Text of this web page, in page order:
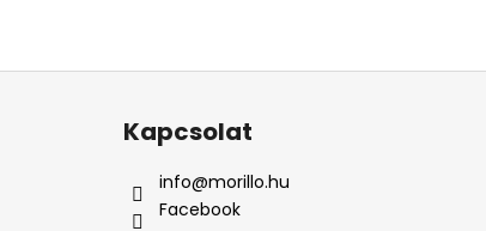
L
Kapcsolat
info@morillo.hu
Facebook